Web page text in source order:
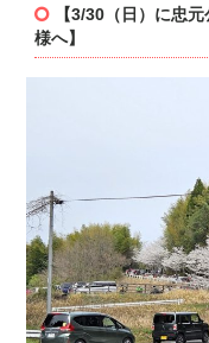
【3/30（日）に忠
様へ】